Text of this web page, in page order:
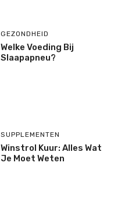
GEZONDHEID
Welke Voeding Bij
Slaapapneu?
SUPPLEMENTEN
Winstrol Kuur: Alles Wat
Je Moet Weten